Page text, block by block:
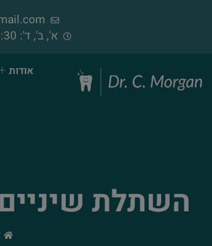
א', ב', ד': 16:00-20:30 ג', ה', ו': 09:00-14:00 (פתוח בימי שישי)
אודות
השתלת